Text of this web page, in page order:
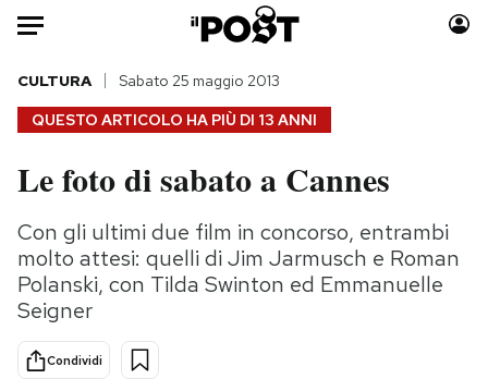
Auto
HOME
Italia
Politica
Tecnologia
Internet
Scienza
Cultura
Moda
Consumismi
Storie/Idee
QUESTO ARTICOLO HA PIÙ DI 13 ANNI
CULTURA Sabato 25 maggio 2013
Le foto di sabato a Cannes
Con gli ultimi due film in concorso, entrambi
molto attesi: quelli di Jim Jarmusch e Roman
Polanski, con Tilda Swinton ed Emmanuelle
Seigner
Condividi